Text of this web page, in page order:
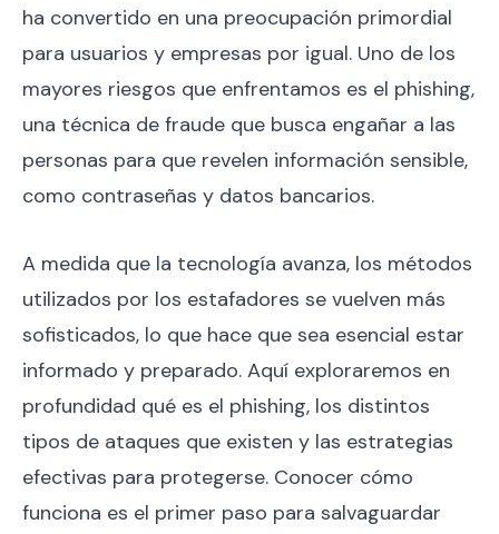
ha convertido en una preocupación primordial
para usuarios y empresas por igual. Uno de los
mayores riesgos que enfrentamos es el phishing,
una técnica de fraude que busca engañar a las
personas para que revelen información sensible,
como contraseñas y datos bancarios.
A medida que la tecnología avanza, los métodos
utilizados por los estafadores se vuelven más
sofisticados, lo que hace que sea esencial estar
informado y preparado. Aquí exploraremos en
profundidad qué es el phishing, los distintos
tipos de ataques que existen y las estrategias
efectivas para protegerse. Conocer cómo
funciona es el primer paso para salvaguardar